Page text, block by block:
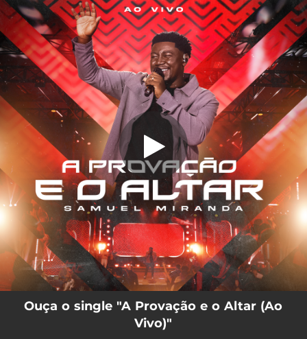
You're all set!
A Provação e o Altar (Ao Vivo)
A Provação e o Altar (Ao Vivo)
05:02
Ouça o single "A Provação e o Altar (Ao
Vivo)"